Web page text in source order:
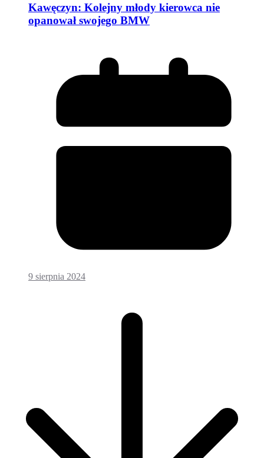
Kawęczyn: Kolejny młody kierowca nie
opanował swojego BMW
9 sierpnia 2024